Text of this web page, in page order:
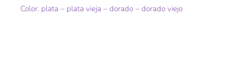
Color. plata – plata vieja – dorado – dorado viejo